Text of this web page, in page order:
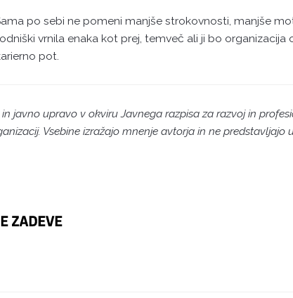
po sebi ne pomeni manjše strokovnosti, manjše
vrnila enaka kot prej, temveč ali ji bo organizacija
pot.
javno upravo v okviru Javnega razpisa za razvoj in
Vsebine izražajo mnenje avtorja in ne predstavljajo